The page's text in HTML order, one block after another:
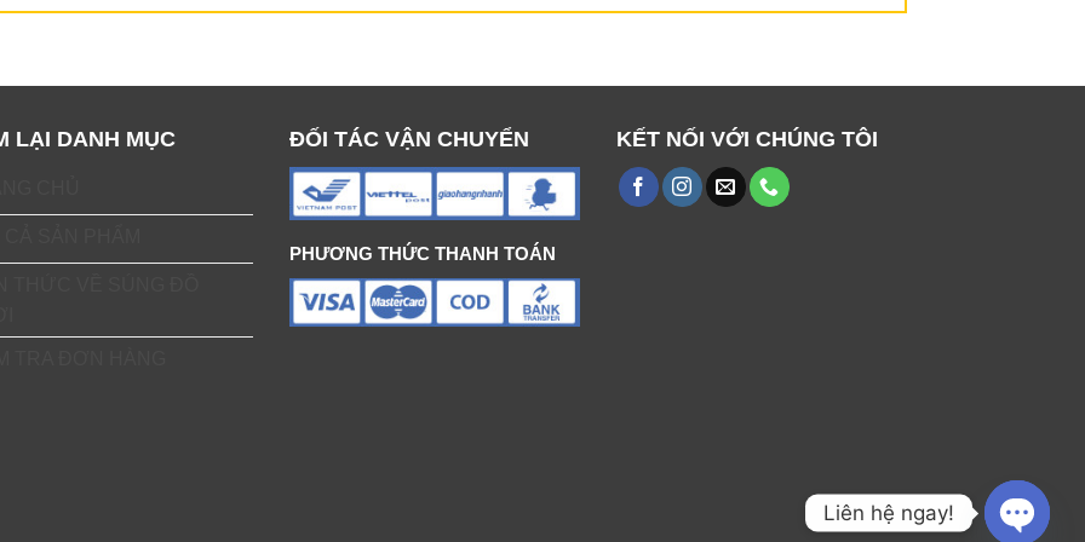
LẠI DANH MỤC ĐỐI TÁC VẬN CHUYỂN
PHƯƠNG THỨC THANH TOÁN
KẾT NỐI VỚI CHÚNG TÔI
Liên hệ ngay!